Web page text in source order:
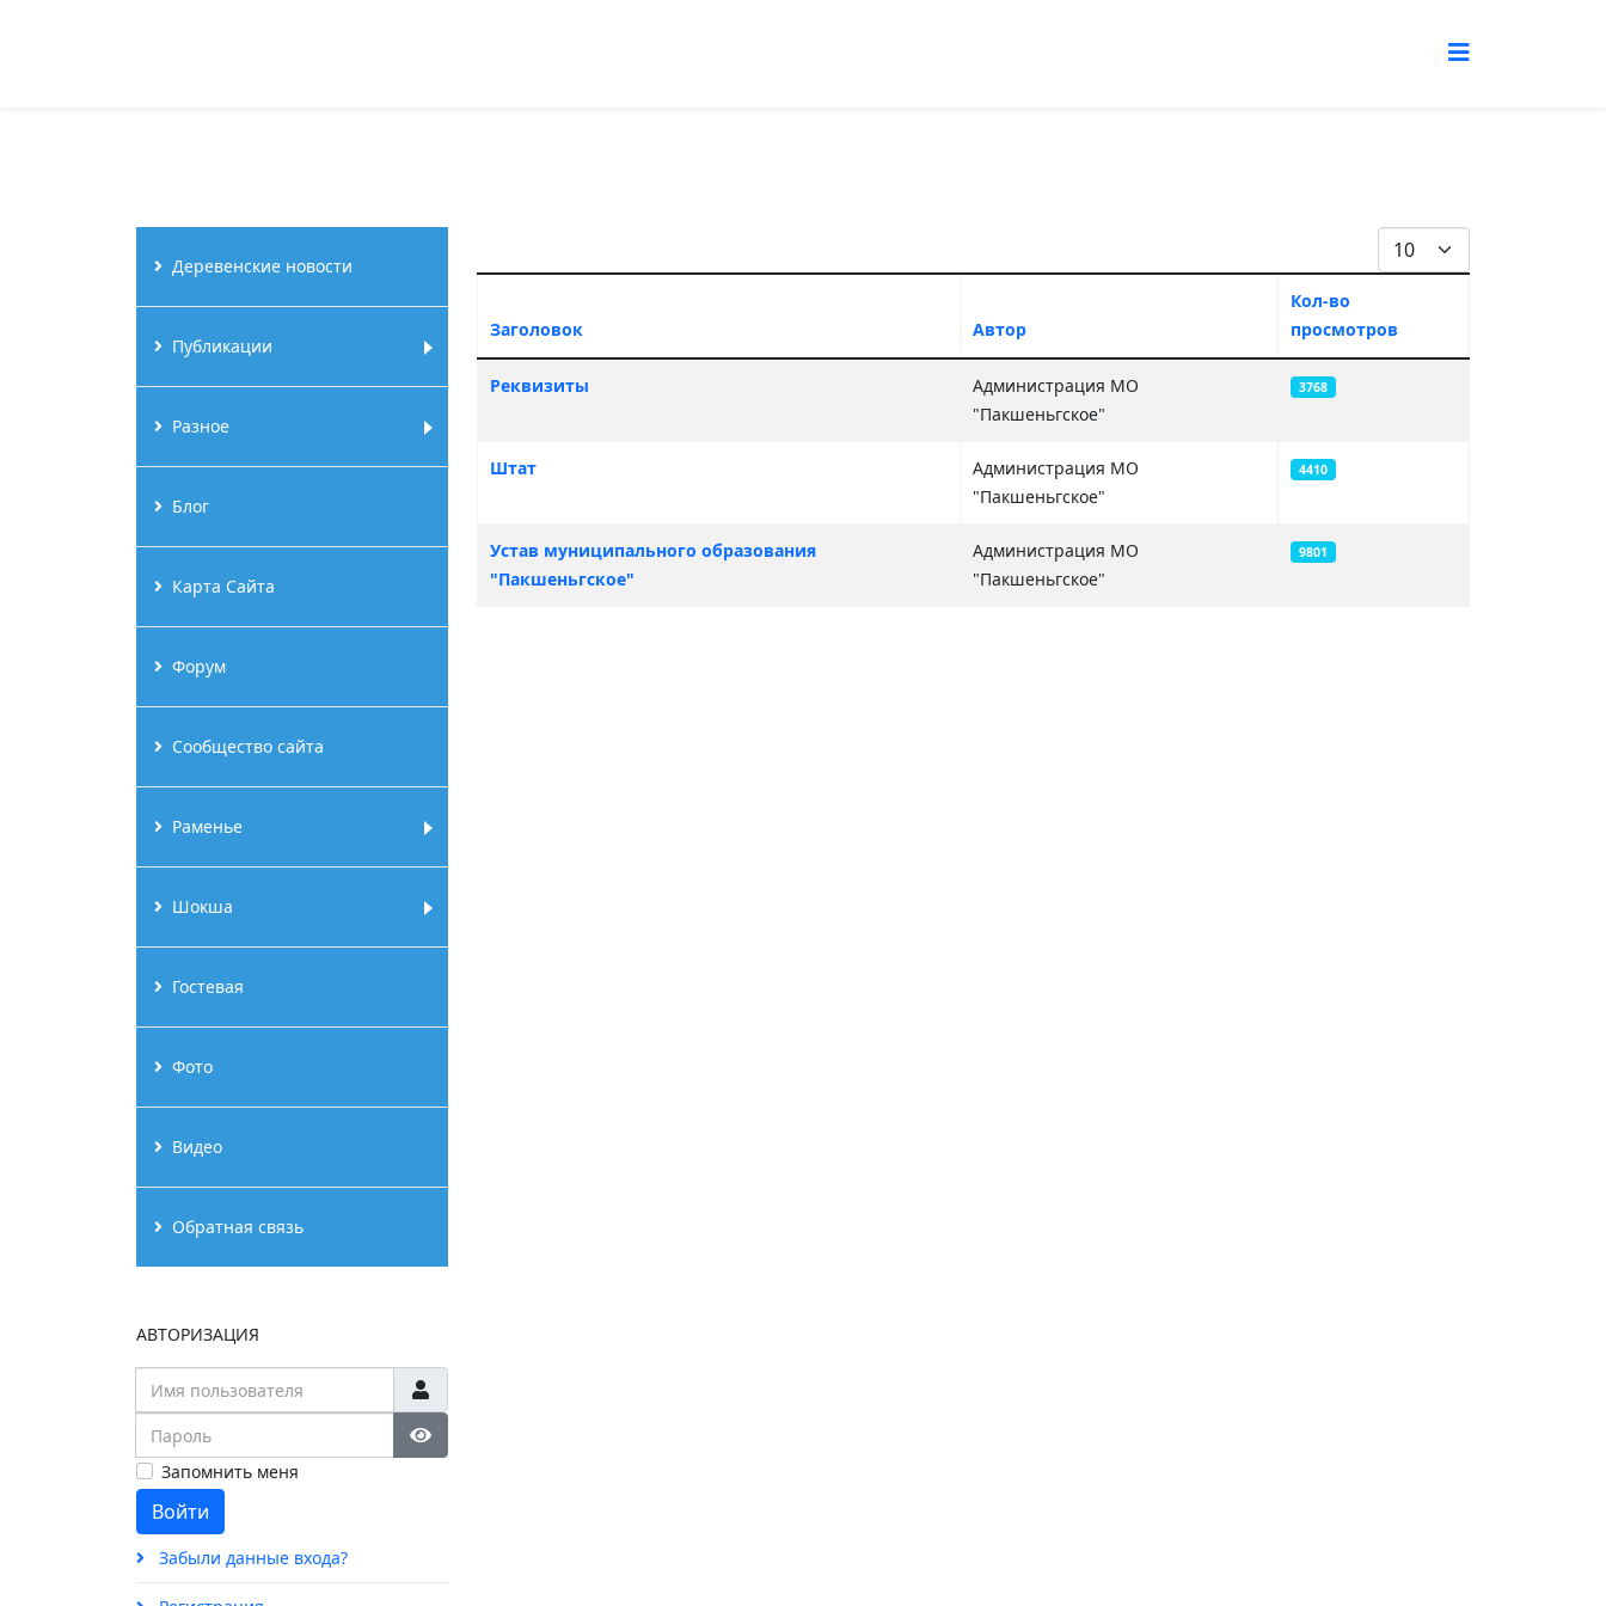
Деревенские новости
Публикации
Разное
Блог
Карта Сайта
Форум
Сообщество сайта
Раменье
Шокша
Гостевая
Фото
Видео
Обратная связь
АВТОРИЗАЦИЯ
Имя пользователя
Пароль
Show Password
Запомнить меня
Войти
Забыли данные входа?
Кол-во строк:
Заголовок Автор
Кол-во
просмотров
Реквизиты
Администрация МО
"Пакшеньгское"
3768
Штат
Администрация МО
"Пакшеньгское"
4410
Устав муниципального образования
"Пакшеньгское"
Администрация МО
"Пакшеньгское"
9801